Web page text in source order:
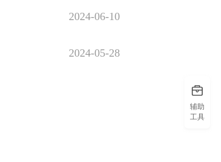
2024-06-10
2024-05-28
辅助
工具